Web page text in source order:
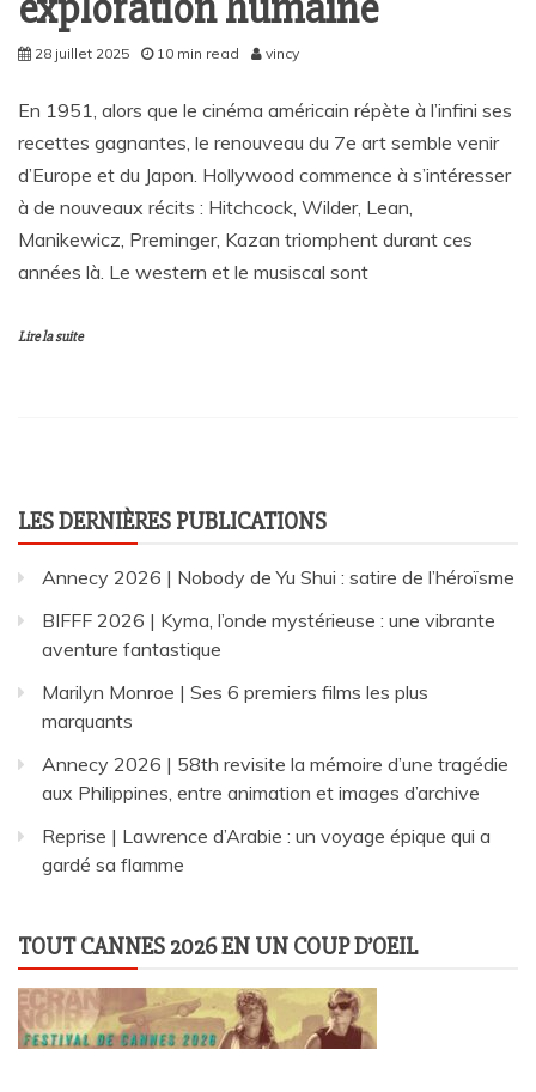
28 juillet 2025 10 min read vincy
En 1951, alors que le cinéma américain répète à l’infini ses
recettes gagnantes, le renouveau du 7e art semble venir
d’Europe et du Japon. Hollywood commence à s’intéresser
à de nouveaux récits : Hitchcock, Wilder, Lean,
Manikewicz, Preminger, Kazan triomphent durant ces
années là. Le western et le musiscal sont
Lire la suite
LES DERNIÈRES PUBLICATIONS
Annecy 2026 | Nobody de Yu Shui : satire de l’héroïsme
BIFFF 2026 | Kyma, l’onde mystérieuse : une vibrante
aventure fantastique
Marilyn Monroe | Ses 6 premiers films les plus
marquants
Annecy 2026 | 58th revisite la mémoire d’une tragédie
aux Philippines, entre animation et images d’archive
Reprise | Lawrence d’Arabie : un voyage épique qui a
gardé sa flamme
TOUT CANNES 2026 EN UN COUP D’OEIL